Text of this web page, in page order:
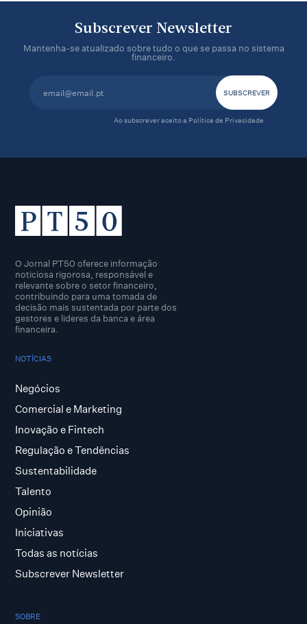
Subscrever Newsletter
Mantenha-se atualizado sobre tudo o que se passa no sistema
financeiro.
Ao subscrever aceito a Política de Privacidade
O Jornal PT50 oferece informação
noticiosa rigorosa, responsável e
relevante sobre o setor financeiro,
contribuindo para uma tomada de
decisão mais sustentada por parte dos
gestores e lideres da banca e área
financeira.
NOTÍCIAS
Negócios
Comercial e Marketing
Inovação e Fintech
Regulação e Tendências
Sustentabilidade
Talento
Opinião
Iniciativas
Todas as notícias
Subscrever Newsletter
SOBRE